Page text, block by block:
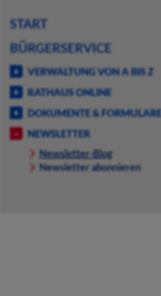
START
BÜRGERSERVICE
VERWALTUNG VON A BIS Z
RATHAUS ONLINE
DOKUMENTE & FORMULARE
NEWSLETTER
Newsletter-Blog
Newsletter abonnieren